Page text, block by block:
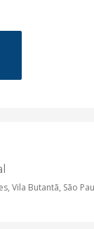
Vila Butantã, São